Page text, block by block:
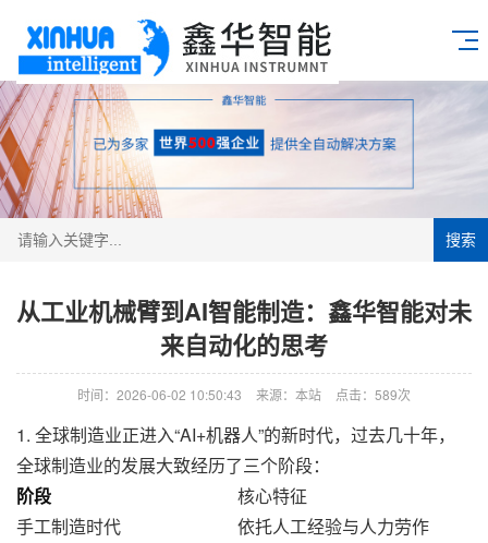
搜索
从工业机械臂到AI智能制造：鑫华智能对未
来自动化的思考
时间：2026-06-02 10:50:43 来源：本站 点击：589次
1. 全球制造业正进入“AI+机器人”的新时代，过去几十年，
全球制造业的发展大致经历了三个阶段：
阶段
核心特征
手工制造时代
依托人工经验与人力劳作